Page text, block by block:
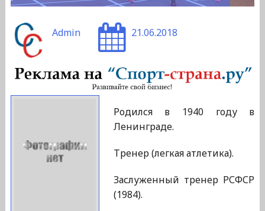
Admin 21.06.2018
Родился в 1940 году в
Ленинграде.
Тренер (легкая атлетика).
Заслуженный тренер РСФСР
(1984).